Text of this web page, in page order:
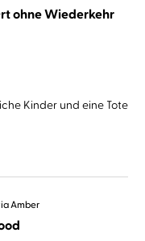
ohne Wiederkehr
Kinder und eine Tote
Amber